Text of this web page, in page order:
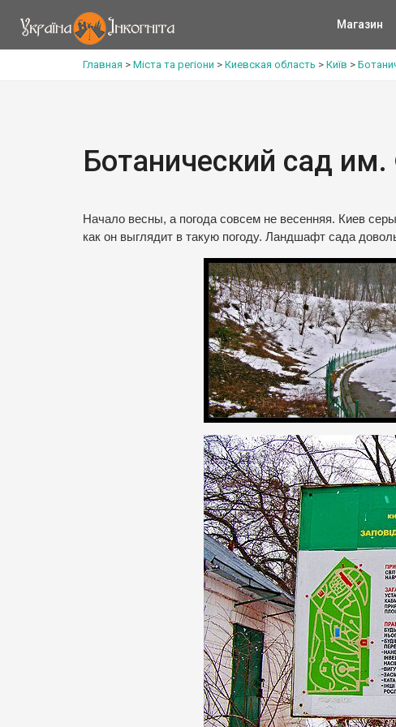
Магазин
Главная > Міста та регіони > Киевская область > Київ >
Ботанический сад
Начало весны, а погода совсем не весенняя. Киев
как он выглядит в такую погоду. Ландшафт сада